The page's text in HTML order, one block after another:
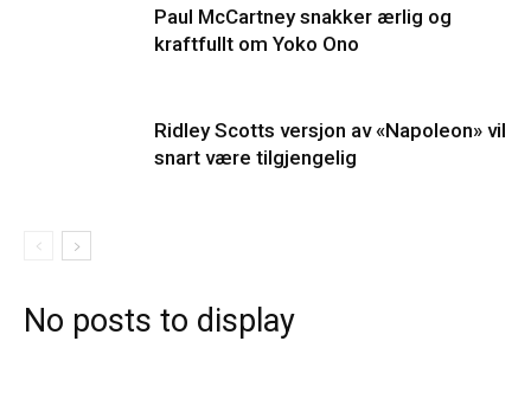
Paul McCartney snakker ærlig og
kraftfullt om Yoko Ono
Ridley Scotts versjon av «Napoleon» vil
snart være tilgjengelig
No posts to display